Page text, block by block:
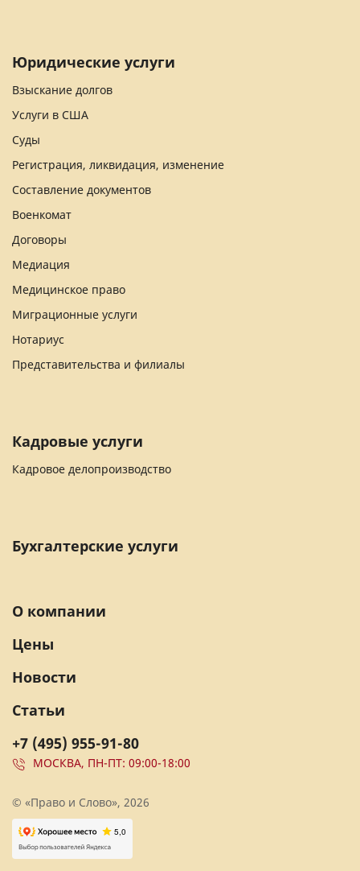
Юридические услуги
Взыскание долгов
Услуги в США
Суды
Регистрация, ликвидация, изменение
Составление документов
Военкомат
Договоры
Медиация
Медицинское право
Миграционные услуги
Нотариус
Представительства и филиалы
Кадровые услуги
Кадровое делопроизводство
Бухгалтерские услуги
+7 (495) 955-91-80
МОСКВА, ПН-ПТ: 09:00-18:00
О компании
Цены
Новости
Статьи
© «Право и Слово», 2026